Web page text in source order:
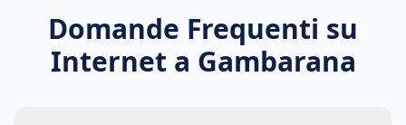
Domande Frequenti su
Internet a Gambarana